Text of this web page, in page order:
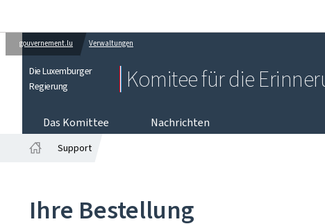
gouvernement.lu Verwaltungen
Die Luxemburger
Regierung
Komitee für die
Das Komittee
Nachrichten
Support
Ihre Bestellung